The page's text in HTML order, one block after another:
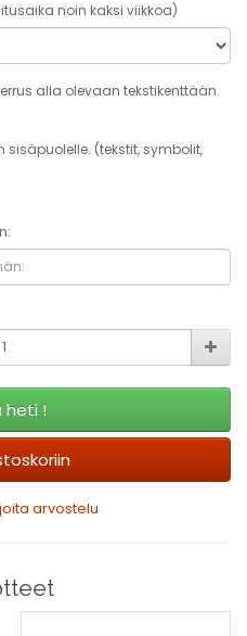
noin kaksi viikkoa)
alla olevaan tekstikenttään.
sisäpuolelle. (tekstit, symbolit,
heti !
arvostelu